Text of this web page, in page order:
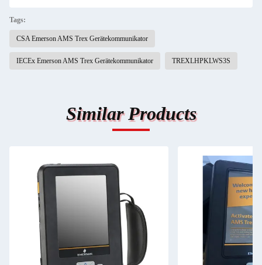
Tags:
CSA Emerson AMS Trex Gerätekommunikator
IECEx Emerson AMS Trex Gerätekommunikator TREXLHPKLWS3S
Similar Products